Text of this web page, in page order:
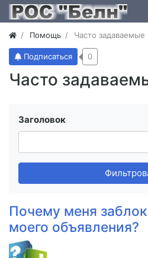
Помощь Часто задаваемые
Часто
Подписаться 0
Заголовок
Почему меня
моего объявления?